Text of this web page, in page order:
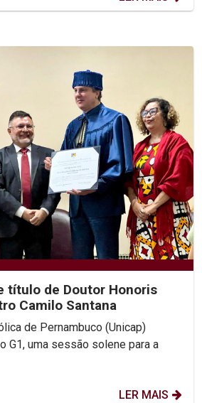
título de Doutor Honoris
Camilo Santana
de Pernambuco (Unicap)
G1, uma sessão solene para a
LER MAIS